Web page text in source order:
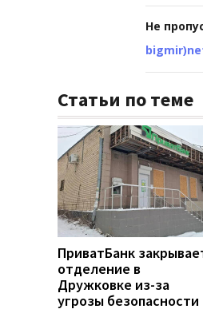
Не
Статьи по теме
ПриватБанк
отделение в
Дружковке из-за
угрозы безопасности